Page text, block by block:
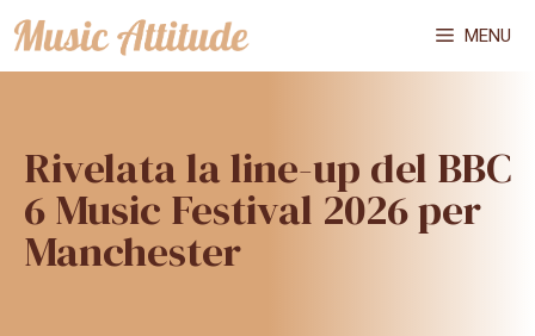
Vai
al
MENU
Rivelata la line-up del BBC
6 Music Festival 2026 per
Manchester